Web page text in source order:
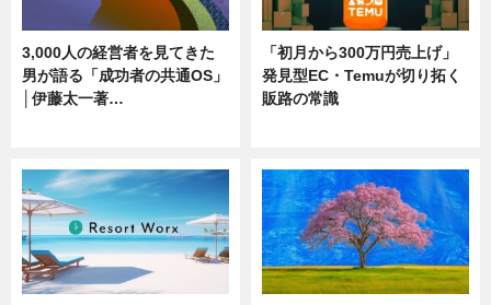
3,000人の経営者を見てきた
男が語る「成功者の共通OS」
│伊藤太一著…
「初月から300万円売上げ」
発見型EC・Temuが切り拓く
販路の常識